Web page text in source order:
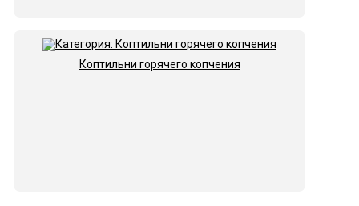
Коптильни горячего копчения